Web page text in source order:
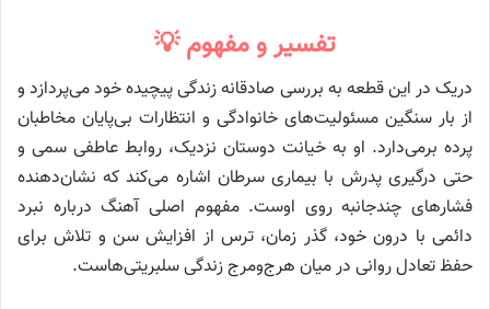
تفسیر و مفهوم 💡
دریک در این قطعه به بررسی صادقانه زندگی پیچیده خود می‌پردازد و
از بار سنگین مسئولیت‌های خانوادگی و انتظارات بی‌پایان مخاطبان
پرده برمی‌دارد. او به خیانت دوستان نزدیک، روابط عاطفی سمی و
حتی درگیری پدرش با بیماری سرطان اشاره می‌کند که نشان‌دهنده
فشارهای چندجانبه روی اوست. مفهوم اصلی آهنگ درباره نبرد
دائمی با درون خود، گذر زمان، ترس از افزایش سن و تلاش برای
حفظ تعادل روانی در میان هرج‌ومرج زندگی سلبریتی‌هاست.